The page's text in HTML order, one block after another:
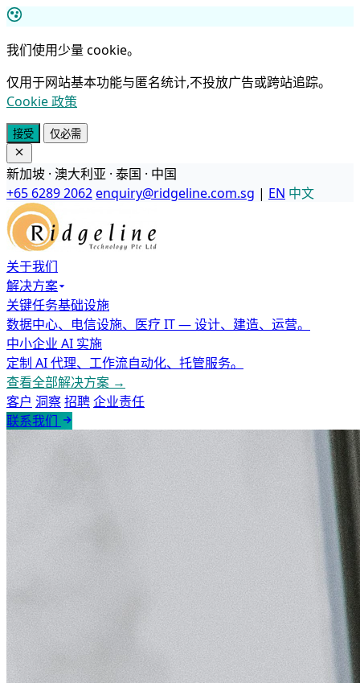
我们使用少量 cookie。
仅用于网站基本功能与匿名统计,不投放广告或跨站追踪。
Cookie 政策
接受 仅必需
新加坡 · 澳大利亚 · 泰国 · 中国
+65 6289 2062enquiry@ridgeline.com.sg | EN 中文
关于我们
解决方案
关键任务基础设施
数据中心、电信设施、医疗 IT — 设计、建造、运营。
中小企业 AI 实施
定制 AI 代理、工作流自动化、托管服务。
查看全部解决方案 →
客户 洞察招聘企业责任
联系我们